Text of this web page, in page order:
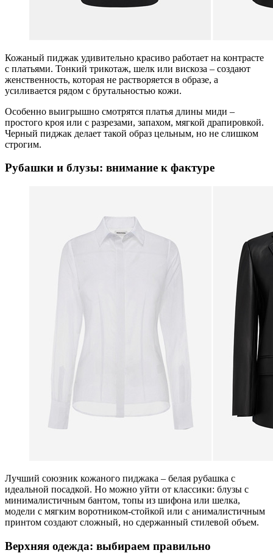
Кожаный пиджак удивительно красиво работает на контрасте
с платьями. Тонкий трикотаж, шелк или вискоза – создают
женственность, которая не растворяется в образе, а
усиливается рядом с брутальностью кожи.
Особенно выигрышно смотрятся платья длины миди –
простого кроя или с разрезами, запахом, мягкой драпировкой.
Черный пиджак делает такой образ цельным, но не слишком
строгим.
Рубашки и блузы: внимание к фактуре
Лучший союзник кожаного пиджака – белая рубашка с
идеальной посадкой. Но можно уйти от классики: блузы с
минималистичным бантом, топы из шифона или шелка,
модели с мягким воротником-стойкой или с анималистичным
принтом создают сложный, но сдержанный стилевой объем.
Верхняя одежда: выбираем правильно